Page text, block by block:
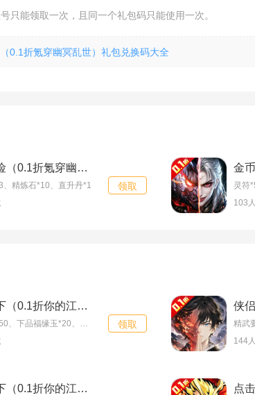
只能领取一次，且同一个礼包码只能使用一次。
0.1折氪穿幽冥乱世）礼包兑换码大全
金币探险（0.1折氪穿幽冥乱世）至尊礼包
、精炼石*10、直升丹*1
领取
灵符
103
侠侣天下（0.1折你的江湖）至尊礼包
领取
精武
144
侠侣天下（0.1折你的江湖）新手礼包